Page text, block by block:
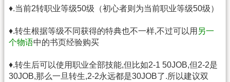
♦.当前2转职业等级50级（初心者则为当前职业等级50级）
♦.转生根据等级不同获得的特典也不一样,不过可以用 另一
个物语中的书页经验购买
♦.转生后可以使用职业全部技能,但比如2-1 50JOB,但2-2是
30JOB,那么一旦转生,2-2永远都是30JOB了.所以建议双